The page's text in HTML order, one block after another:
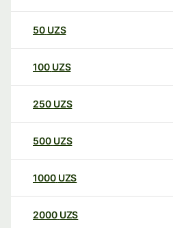
50 UZS
100 UZS
250 UZS
500 UZS
1000 UZS
2000 UZS